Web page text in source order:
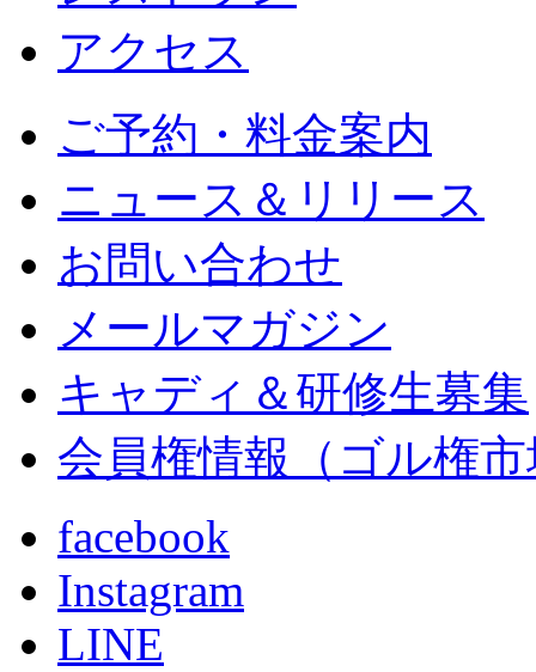
アクセス
ご予約・料金案内
ニュース＆リリース
お問い合わせ
メールマガジン
キャディ＆研修生募集
会員権情報（ゴル権
facebook
Instagram
LINE